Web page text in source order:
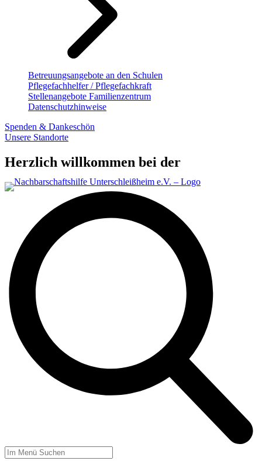
Betreuungsangebote an den Schulen
Pflegefachhelfer / Pflegefachkraft
Stellenangebote Familienzentrum
Datenschutzhinweise
Spenden & Dankeschön
Unsere Standorte
Herzlich willkommen bei der